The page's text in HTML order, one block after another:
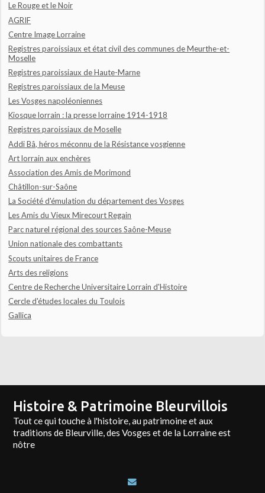
Le Rouge et le Noir
AGRIF
Centre Image Lorraine
Registres paroissiaux et état civil des communes de Meurthe-et-
Moselle
Registres paroissiaux de Haute-Marne
Registres paroissiaux de la Meuse
Les Vosges napoléoniennes
Kiosque lorrain : la presse lorraine 1914-1918
Registres paroissiaux de Moselle
Addi Bâ, héros méconnu de la Résistance vosgienne
Art lorrain aux enchères
Association des Amis de Morimond
Châtillon-sur-Saône
La Société d'émulation du département des Vosges
Les Amis du Vieux Mirecourt Regain
Parc naturel régional des sources Saône-Meuse
Union nationale des combattants
Scouts unitaires de France
Arts des religions
Centre de Recherche Universitaire Lorrain d'Histoire
Cercle d'études locales du Toulois
Gallica
Histoire & Patrimoine Bleurvillois
Tout ce qui touche à l'histoire, au patrimoine et aux
traditions de Bleurville, des Vosges et de la Lorraine est
nôtre